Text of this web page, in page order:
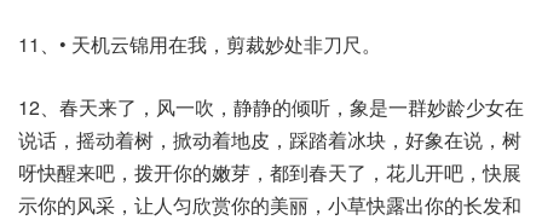
11、• 天机云锦用在我，剪裁妙处非刀尺。
12、春天来了，风一吹，静静的倾听，象是一群妙龄少女在
说话，摇动着树，掀动着地皮，踩踏着冰块，好象在说，树
呀快醒来吧，拨开你的嫩芽，都到春天了，花儿开吧，快展
示你的风采，让人匀欣赏你的美丽，小草快露出你的长发和